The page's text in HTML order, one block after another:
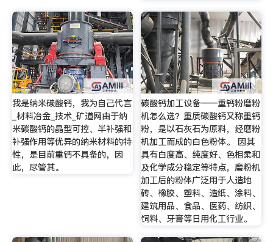
我是纳米碳酸钙，我为自己代言
_材料冶金_技术_矿道网由于纳
米碳酸钙的晶型可控、半补强和
补强作用等优异的纳米材料的特
性，是目前重钙不具备的，因
此，尽管其。
碳酸钙加工设备——重钙粉磨粉
机怎么选？重质碳酸钙又称重钙
粉，是以石灰石为原料，经磨粉
机加工而成的白色粉体。 因其
具有白度高、纯度好、色相柔和
及化学成分稳定等特点，磨粉机
加工后的粉体广泛用于人造地
砖、橡胶、塑料、造纸、涂料、
建筑用品、食品、医药、纺织、
饲料、牙膏等日用化工行业。